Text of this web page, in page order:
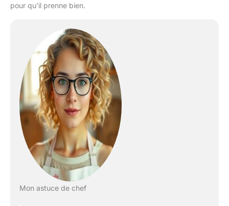
pour qu’il prenne bien.
Mon astuce de chef